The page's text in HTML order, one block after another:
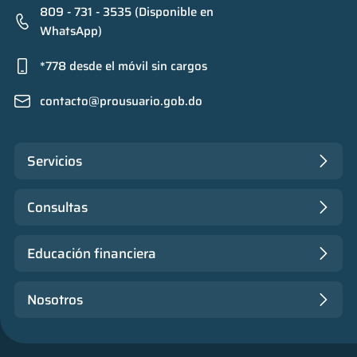
809 - 731 - 3535 (Disponible en
WhatsApp)
*778 desde el móvil sin cargos
contacto@prousuario.gob.do
Servicios
Consultas
Educación financiera
Nosotros